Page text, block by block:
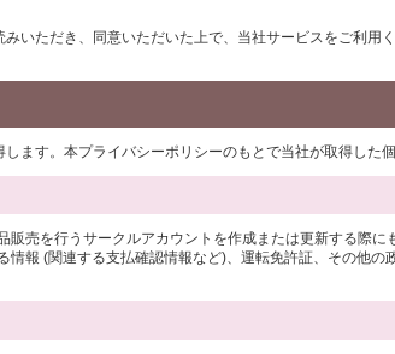
いただき、同意いただいた上で、当社サービスをご利
ます。本プライバシーポリシーのもとで当社が取得した
売を行うサークルアカウントを作成または更新する際
報 (関連する支払確認情報など)、運転免許証、その他